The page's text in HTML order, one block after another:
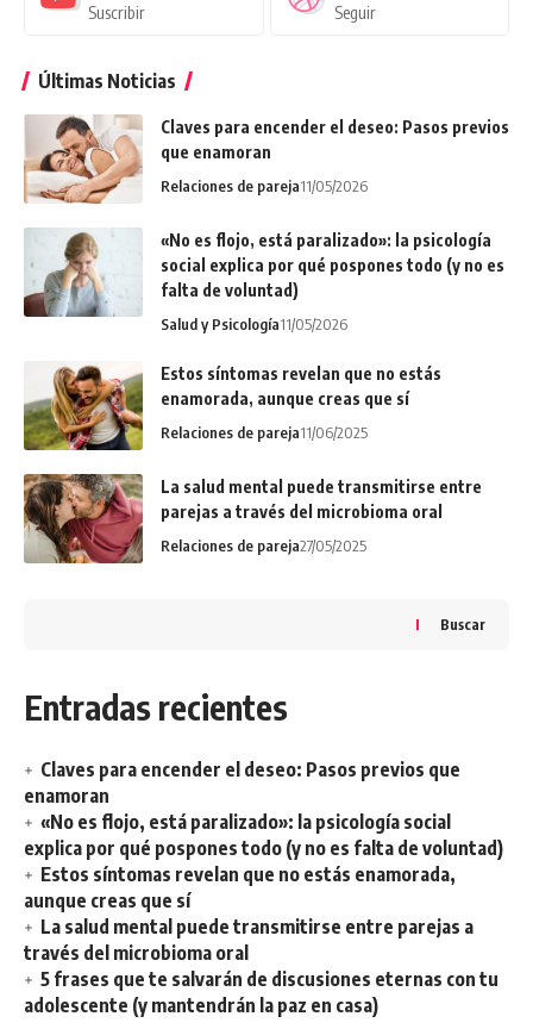
Suscribir Seguir
Últimas Noticias
Claves para encender el deseo: Pasos previos
que enamoran
Relaciones de pareja11/05/2026
«No es flojo, está paralizado»: la psicología
social explica por qué pospones todo (y no es
falta de voluntad)
Salud y Psicología11/05/2026
Estos síntomas revelan que no estás
enamorada, aunque creas que sí
Relaciones de pareja11/06/2025
La salud mental puede transmitirse entre
parejas a través del microbioma oral
Relaciones de pareja27/05/2025
Buscar
Entradas recientes
Claves para encender el deseo: Pasos previos que
enamoran
«No es flojo, está paralizado»: la psicología social
explica por qué pospones todo (y no es falta de voluntad)
Estos síntomas revelan que no estás enamorada,
aunque creas que sí
La salud mental puede transmitirse entre parejas a
través del microbioma oral
5 frases que te salvarán de discusiones eternas con tu
adolescente (y mantendrán la paz en casa)